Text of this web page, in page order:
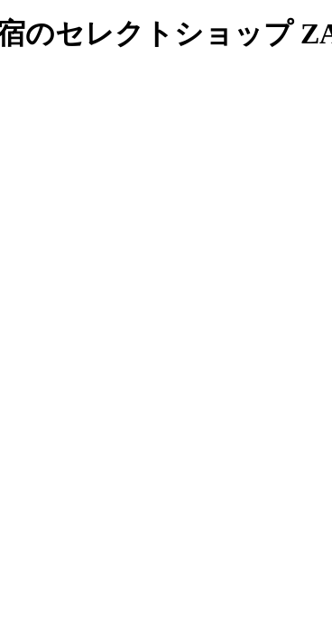
のセレクトショップ